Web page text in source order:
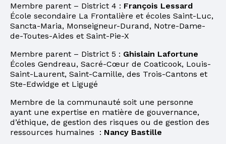
Membre parent – District 4 : François Lessard
École secondaire La Frontalière et écoles Saint-Luc,
Sancta-Maria, Monseigneur-Durand, Notre-Dame-
de-Toutes-Aides et Saint-Pie-X
Membre parent – District 5 : Ghislain Lafortune
Écoles Gendreau, Sacré-Cœur de Coaticook, Louis-
Saint-Laurent, Saint-Camille, des Trois-Cantons et
Ste-Edwidge et Ligugé
Membre de la communauté soit une personne
ayant une expertise en matière de gouvernance,
d’éthique, de gestion des risques ou de gestion des
ressources humaines : Nancy Bastille